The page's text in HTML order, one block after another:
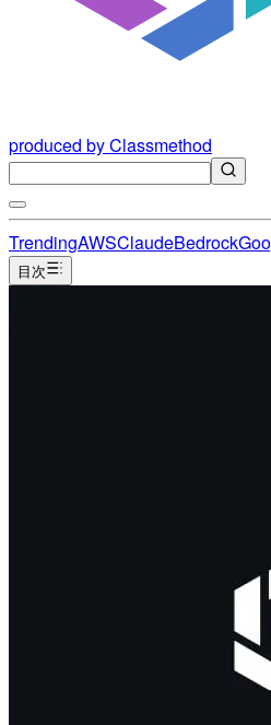
produced by Classmethod
TrendingAWSClaudeBedrock
目次